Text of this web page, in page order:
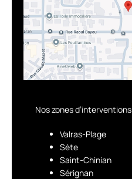
Nos zones d’interventions
Valras-Plage
Sète
Saint-Chinian
Sérignan